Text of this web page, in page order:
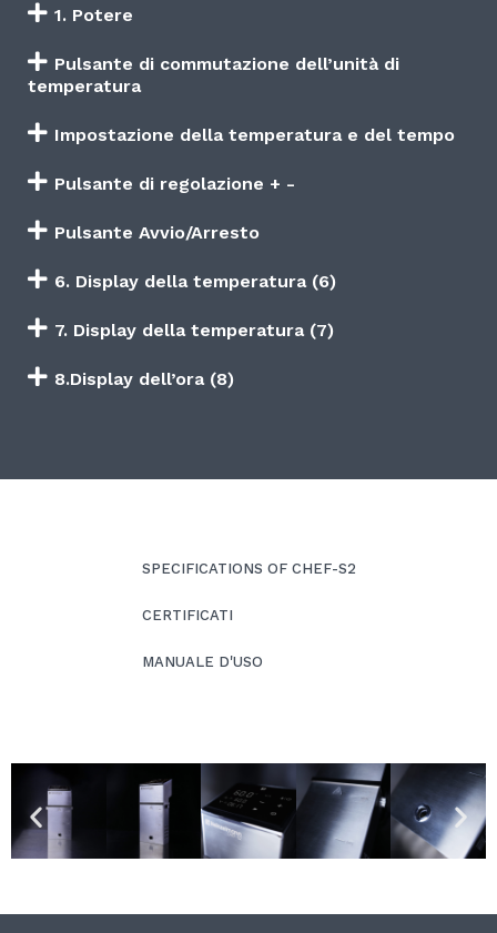
1. Potere
Pulsante di commutazione dell’unità di
temperatura
Impostazione della temperatura e del tempo
Pulsante di regolazione + -
Pulsante Avvio/Arresto
6. Display della temperatura (6)
7. Display della temperatura (7)
8.Display dell’ora (8)
SPECIFICATIONS OF CHEF-S2
CERTIFICATI
MANUALE D'USO